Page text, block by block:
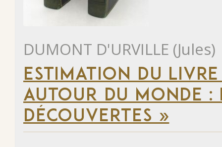
DUMONT D'URVILLE (Jules)
ESTIMATION DU
AUTOUR DU MONDE :
DÉCOUVERTES »